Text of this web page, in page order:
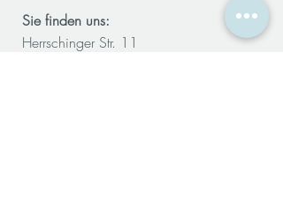
Sie finden uns:
Herrschinger Str. 11